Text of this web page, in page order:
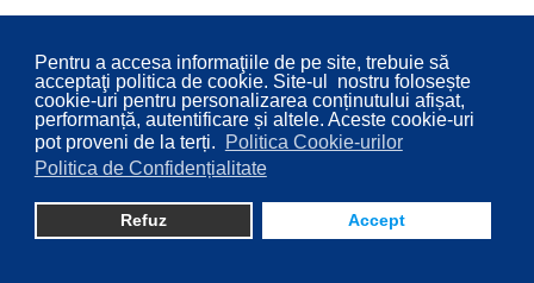
Pentru a accesa informaţiile de pe site, trebuie să
acceptaţi politica de cookie. Site-ul nostru folosește
cookie-uri pentru personalizarea conținutului afișat,
performanță, autentificare și altele. Aceste cookie-uri
pot proveni de la terți.
Politica Cookie-urilor
Politica de Confidențialitate
Refuz Accept
© 2026 Consiliul Local al Sectorului 2 București. Designed By
Direcţia Transparenţă Instituţională - Compartimentul
Digitalizare